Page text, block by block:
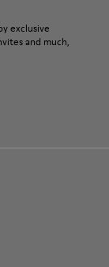
exclusive
and much,